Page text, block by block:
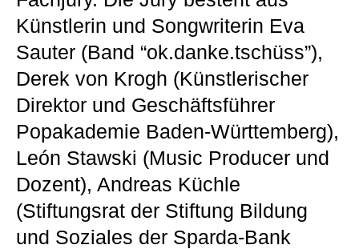
Künstlerin und Songwriterin Eva
Sauter (Band “ok.danke.tschüss”),
Derek von Krogh (Künstlerischer
Direktor und Geschäftsführer
Popakademie Baden-Württemberg),
León Stawski (Music Producer und
Dozent), Andreas Küchle
(Stiftungsrat der Stiftung Bildung
und Soziales der Sparda-Bank